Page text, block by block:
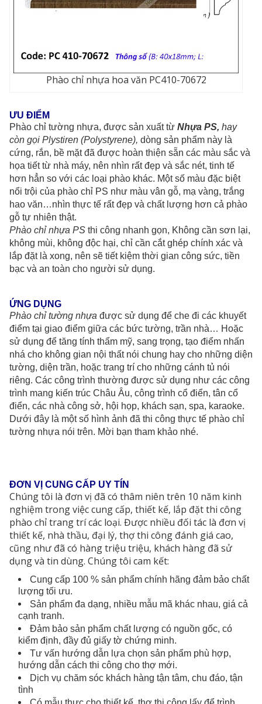
Phào chỉ nhựa hoa văn PC410-70672
ƯU ĐIỂM
Phào chỉ tường nhựa, được sản xuất từ Nhựa PS, hay
còn gọi Plystiren (Polystyrene), dòng sản phẩm này là
cứng, rắn, bề mặt đã được hoàn thiện sẵn các màu sắc và
họa tiết từ nhà máy, nên nhìn rất đẹp và sắc nét, tinh tế
hơn hẳn so với các loại phào khác. Một số màu đặc biệt
nổi trội của phào chỉ PS như màu vân gỗ, mạ vàng, trắng
hao văn…nhìn thực tế rất đẹp và chất lượng hơn cả phào
gỗ tự nhiên thật.
Phào chỉ nhựa PS thi công nhanh gọn, Không cần sơn lại,
không mùi, không độc hại, chỉ cần cắt ghép chính xác và
lắp đặt là xong, nên sẽ tiết kiệm thời gian công sức, tiền
bạc và an toàn cho người sử dụng.
ỨNG DỤNG
Phào chỉ tường nhựa được sử dụng để che đi các khuyết
điểm tại giao điểm giữa các bức tường, trần nhà… Hoặc
sử dụng để tăng tính thẩm mỹ, sang trọng, tạo điểm nhấn
nhá cho không gian nội thất nói chung hay cho những diện
tường, diện trần, hoặc trang trí cho những cánh tủ nói
riêng. Các công trình thường được sử dụng như các công
trình mang kiến trúc Châu Âu, công trình cổ điển, tân cổ
điển, các nhà công sở, hội họp, khách sạn, spa, karaoke.
Dưới đây là một số hình ảnh đã thi công thực tế phào chỉ
tường nhựa nói trên. Mời bạn tham khảo nhé.
ĐƠN VỊ CUNG CẤP UY TÍN
Chúng tôi là đơn vị đã có thâm niên trên 10 năm kinh
nghiệm trong việc cung cấp, thiết kế, lắp đặt thi công
phào chỉ trang trí các loại. Được nhiều đối tác là đơn vị
thiết kế, nhà thầu, đại lý, thợ thi công đánh giá cao,
cũng như đã có hàng triệu triệu, khách hàng đã sử
dụng và tin dùng. Chúng tôi cam kết:
Cung cấp 100 % sản phẩm chính hãng đảm bảo chất
lượng tối ưu.
Sản phẩm đa dạng, nhiều mẫu mã khác nhau, giá cả
cạnh tranh.
Đảm bảo sản phẩm chất lượng có nguồn gốc, có
kiểm định, đầy đủ giấy tờ chứng minh.
Tư vấn hướng dẫn lựa chọn sản phẩm phù hợp,
hướng dẫn cách thi công cho thợ mới.
Dịch vụ chăm sóc khách hàng tận tâm, chu đáo, tận
tình